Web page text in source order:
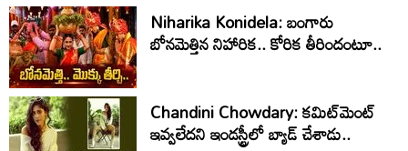
Niharika Konidela: బంగారు
బోనమెత్తిన నిహారిక.. కోరిక తీరిందంటూ..
Chandini Chowdary: కమిట్‌మెంట్
ఇవ్వలేదని ఇండస్ట్రీలో బ్యాడ్ చేశాడు..